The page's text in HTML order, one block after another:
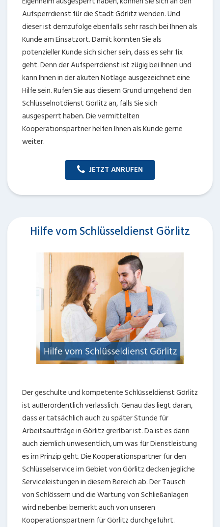
Aufsperrdienst für die Stadt Görlitz wenden. Und
dieser ist demzufolge ebenfalls sehr rasch bei Ihnen als
Kunde am Einsatzort. Damit könnten Sie als
potenzieller Kunde sich sicher sein, dass es sehr fix
geht. Denn der Aufsperrdienst ist zügig bei Ihnen und
kann Ihnen in der akuten Notlage ausgezeichnet eine
Hilfe sein. Rufen Sie aus diesem Grund umgehend den
Schlüsselnotdienst Görlitz an, falls Sie sich
ausgesperrt haben. Die vermittelten
Kooperationspartner helfen Ihnen als Kunde gerne
weiter.
JETZT ANRUFEN
Hilfe vom Schlüsseldienst Görlitz
Der geschulte und kompetente Schlüsseldienst Görlitz
ist außerordentlich verlässlich. Genau das liegt daran,
dass er tatsächlich auch zu später Stunde für
Arbeitsaufträge in Görlitz greifbar ist. Da ist es dann
auch ziemlich unwesentlich, um was für Dienstleistung
es im Prinzip geht. Die Kooperationspartner für den
Schlüsselservice im Gebiet von Görlitz decken jegliche
Serviceleistungen in diesem Bereich ab. Der Tausch
von Schlössern und die Wartung von Schließanlagen
wird nebenbei bemerkt auch von unseren
Kooperationspartnern für Görlitz durchgeführt.